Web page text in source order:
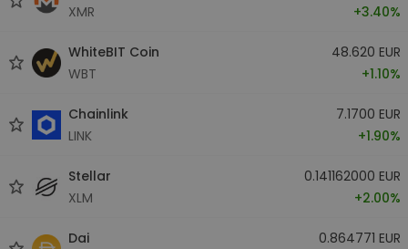
XMR
+3.40%
WhiteBIT Coin
WBT
48.620 EUR
+1.10%
Chainlink
LINK
7.1700 EUR
+1.90%
Stellar
XLM
0.141162000 EUR
+2.00%
Dai
0.864771 EUR